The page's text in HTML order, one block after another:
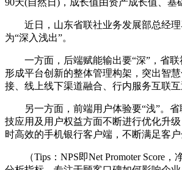
近日，山东省联社业务发展部总经
为“深入浅出”。
一方面，后端赋能输出要“深”，省
形成平台创新的整体管理构架，突出智
接、线上线下渠道融合、行内服务互联
另一方面，前端用户体验要“浅”。
技应用及用户权益方面不断进行优化升
时高效的手机银行客户端，不断满足客
（Tips：NPS即Net Promoter